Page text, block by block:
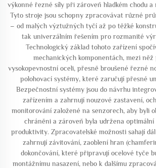
výkonné řezné síly při zároveň hladkém chodu a
Tyto stroje jsou schopny zpracovávat různé
– od malých výztužných tyčí až po těžké
tak univerzálním řešením pro rozmanité
Technologický základ tohoto zařízení
mechanických komponentách, mezi
vysokopevnostní oceli, přesně broušené řezné
polohovací systémy, které zaručují přesné
Bezpečnostní systémy jsou do návrhu
zařízením a zahrnují nouzové zastavení,
monitorování založené na senzorech, aby byli
chráněni a zároveň byla udržena
produktivity. Zpracovatelské možnosti sahají
zahrnují závitování, zaoblení hran
dokončování, které připravují ocelové tyče
montážnímu nasazení, nebo k dalšímu